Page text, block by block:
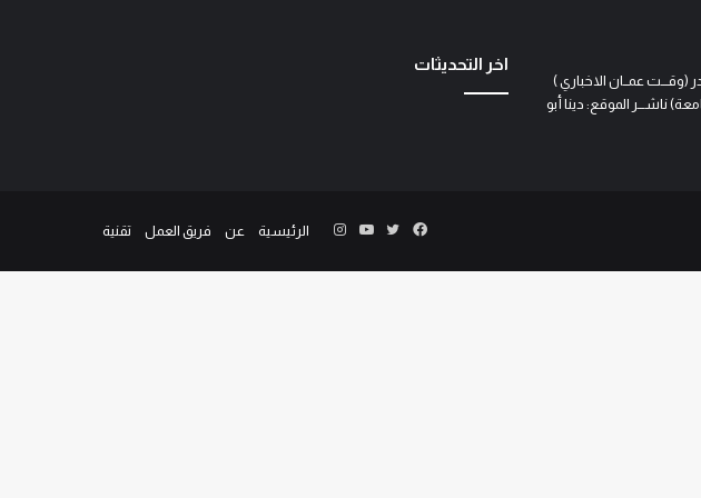
عمــان الاخباري )
ناشـــر الموقع: دينا أبو
اخر التحديثات
الرئيسية عن فريق العمل تقنية